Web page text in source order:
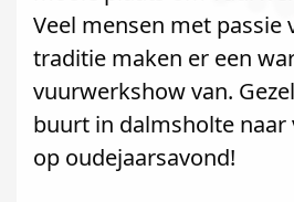
Veel mensen met passie
traditie maken er een
vuurwerkshow van.
buurt in dalmsholte
op oudejaarsavond!